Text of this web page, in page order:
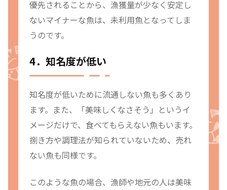
優先されることから、漁獲量が少なく安定し
ないマイナーな魚は、未利用魚となってしま
うのです。
4．知名度が低い
知名度が低いために流通しない魚も多くあり
ます。また、「美味しくなさそう」というイ
メージだけで、食べてもらえない魚もいます。
捌き方や調理法が知られていないため、売れ
ない魚も同様です。
このような魚の場合、漁師や地元の人は美味